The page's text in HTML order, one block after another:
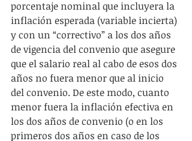
porcentaje nominal que incluyera la
inflación esperada (variable incierta)
y con un “correctivo” a los dos años
de vigencia del convenio que asegure
que el salario real al cabo de esos dos
años no fuera menor que al inicio
del convenio. De este modo, cuanto
menor fuera la inflación efectiva en
los dos años de convenio (o en los
primeros dos años en caso de los